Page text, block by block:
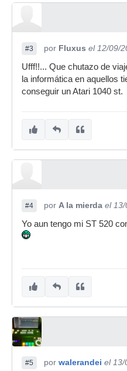
#3 por Fluxus el 12/09/
Ufff!!... Que chutazo de
la informática en aquellos
conseguir un Atari 1040 st.
#4 por A la mierda el 13/
Yo aun tengo mi ST 520
#5 por walerandei el 13/